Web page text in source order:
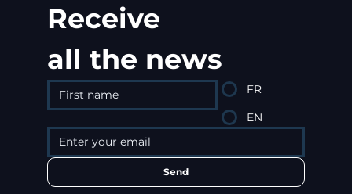
Receive
all the news
FR
EN
Send